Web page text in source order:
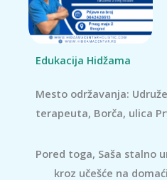
Edukacija Hidžama
Mesto održavanja:
terapeuta, Borča, ulica
Pored toga, Saša stalno
kroz učešće na